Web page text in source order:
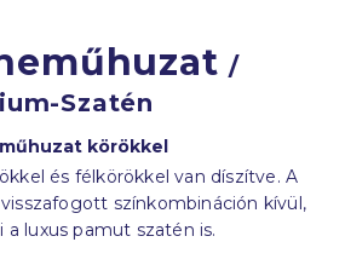
/
Szatén
körökkel
és félkörökkel van díszítve. A
színkombináción kívül,
luxus pamut szatén is.